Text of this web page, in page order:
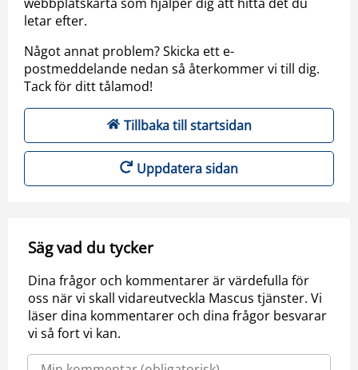
letar efter.
Något annat problem? Skicka ett e-
postmeddelande nedan så återkommer vi till dig.
Tack för ditt tålamod!
Tillbaka till startsidan
Uppdatera sidan
Säg vad du tycker
Dina frågor och kommentarer är värdefulla för
oss när vi skall vidareutveckla Mascus tjänster. Vi
läser dina kommentarer och dina frågor besvarar
vi så fort vi kan.